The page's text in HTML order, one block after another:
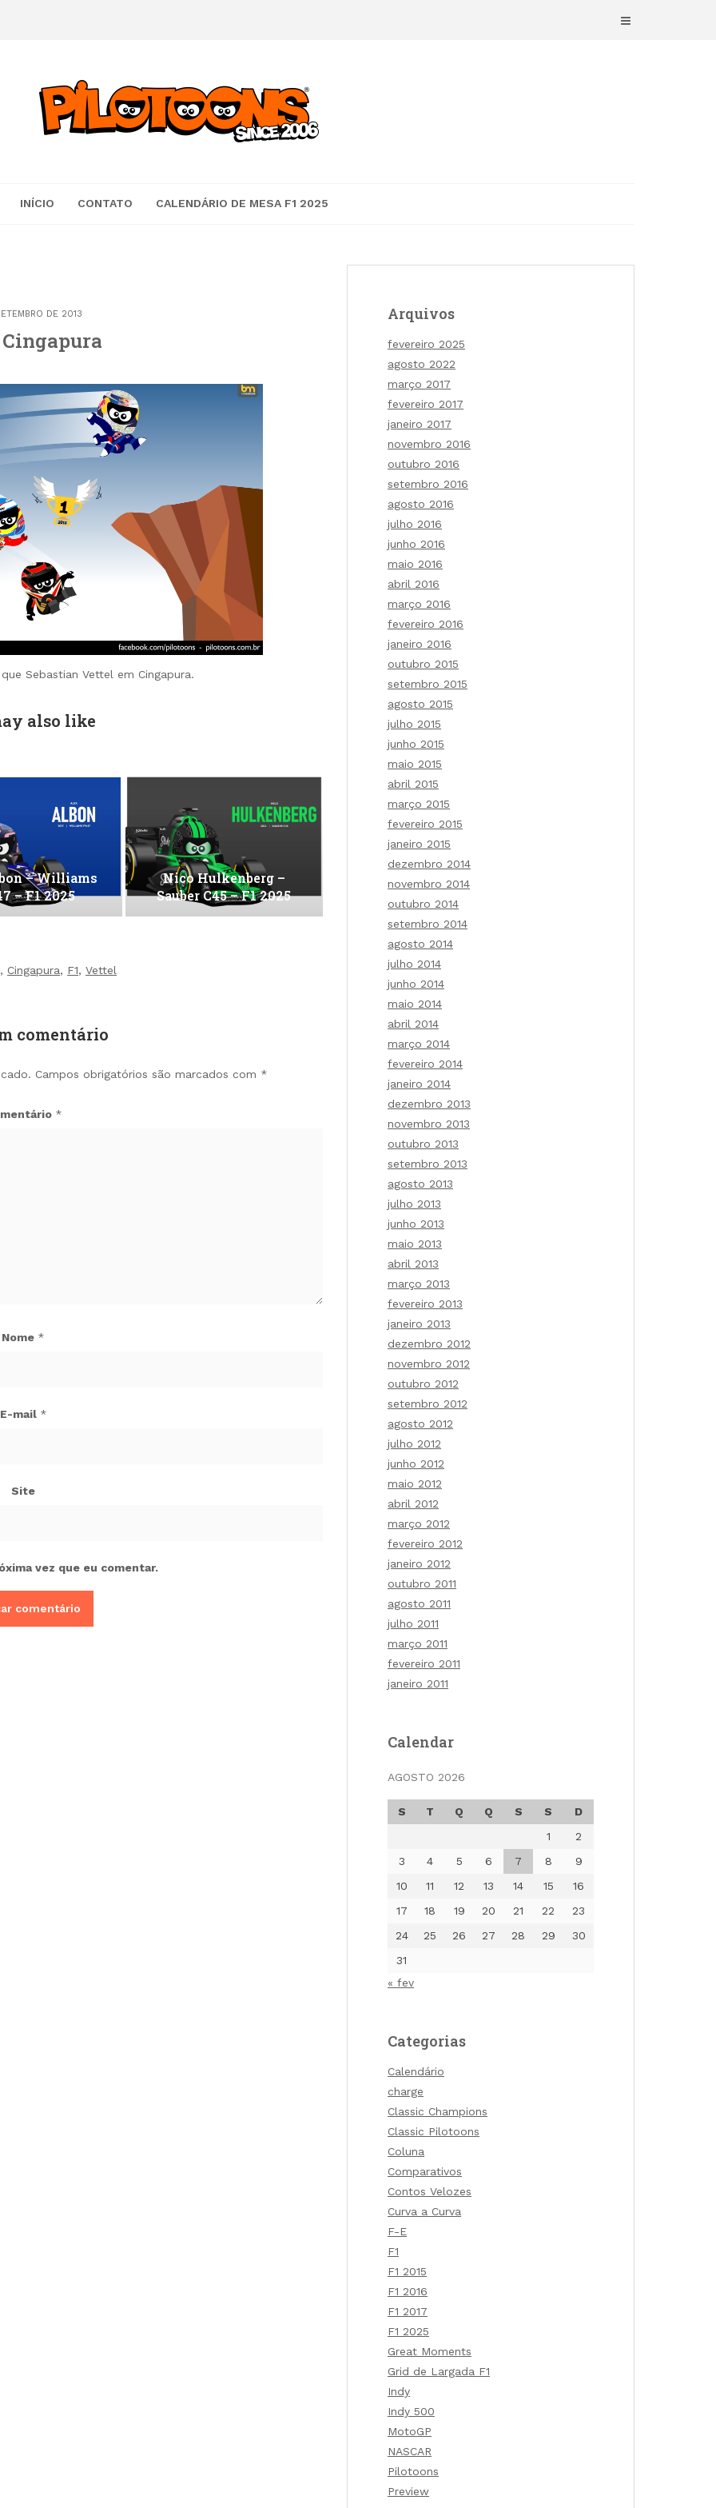
INÍCIO CONTATO CALENDÁRIO DE MESA F1 2025
DE 2013
Cingapura
Sebastian Vettel em Cingapura.
also like
– Williams
– F1 2025
Nico Hulkenberg –
Sauber C45 – F1 2025
, Cingapura, F1, Vettel
comentário
Campos obrigatórios são marcados com *
*
Nome *
E-mail *
Site
vez que eu comentar.
Arquivos
fevereiro 2025
agosto 2022
março 2017
fevereiro 2017
janeiro 2017
novembro 2016
outubro 2016
setembro 2016
agosto 2016
julho 2016
junho 2016
maio 2016
abril 2016
março 2016
fevereiro 2016
janeiro 2016
outubro 2015
setembro 2015
agosto 2015
julho 2015
junho 2015
maio 2015
abril 2015
março 2015
fevereiro 2015
janeiro 2015
dezembro 2014
novembro 2014
outubro 2014
setembro 2014
agosto 2014
julho 2014
junho 2014
maio 2014
abril 2014
março 2014
fevereiro 2014
janeiro 2014
dezembro 2013
novembro 2013
outubro 2013
setembro 2013
agosto 2013
julho 2013
junho 2013
maio 2013
abril 2013
março 2013
fevereiro 2013
janeiro 2013
dezembro 2012
novembro 2012
outubro 2012
setembro 2012
agosto 2012
julho 2012
junho 2012
maio 2012
abril 2012
março 2012
fevereiro 2012
janeiro 2012
outubro 2011
agosto 2011
julho 2011
março 2011
fevereiro 2011
janeiro 2011
Calendar
AGOSTO 2026
S T Q Q S S
D
1
2
3
4 5 6 7 8
9
10
11 12 13 14 15
16
17
18 19 20 21 22
23
24
25 26 27 28 29
30
31
« fev
Categorias
Calendário
charge
Classic Champions
Classic Pilotoons
Coluna
Comparativos
Contos Velozes
Curva a Curva
F-E
F1
F1 2015
F1 2016
F1 2017
F1 2025
Great Moments
Grid de Largada F1
Indy
Indy 500
MotoGP
NASCAR
Pilotoons
Preview